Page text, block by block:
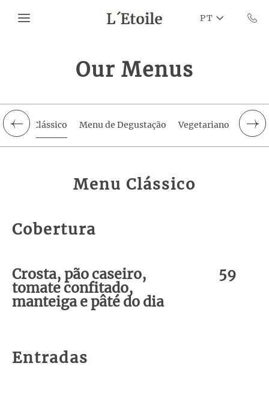
Skip to main content
PT
Our Menus
Menu Clássico Menu de Degustação Vegetariano
Menu Clássico
Cobertura
Crosta, pão caseiro,
tomate confitado,
manteiga e pâté do dia
59
Entradas